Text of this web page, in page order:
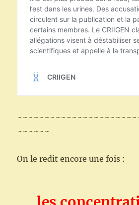
~~~~~~
On le redit encore une fois :